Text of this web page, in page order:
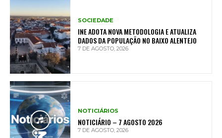
SOCIEDADE
INE ADOTA NOVA METODOLOGIA E ATUALIZA
DADOS DA POPULAÇÃO NO BAIXO ALENTEJO
7 DE AGOSTO, 2026
NOTICIÁRIOS
NOTICIÁRIO – 7 AGOSTO 2026
7 DE AGOSTO, 2026